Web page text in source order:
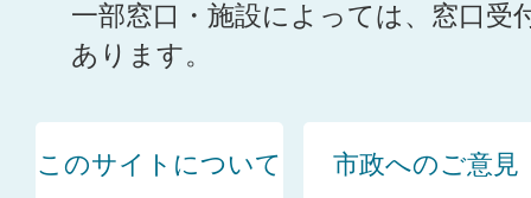
一部窓口・施設によっては、窓口受
あります。
このサイトについて 市政へのご意見